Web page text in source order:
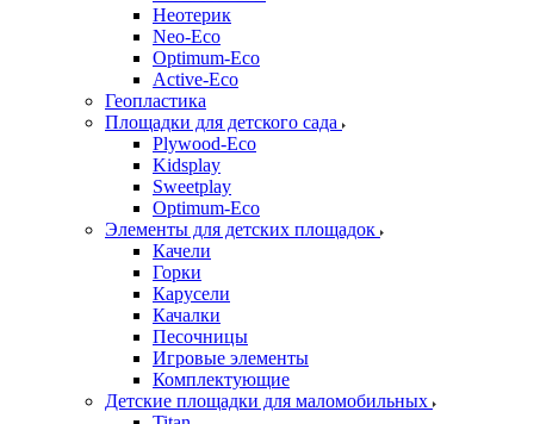
Неотерик
Neo-Eco
Оptimum-Еco
Active-Eco
Геопластика
Площадки для детского сада
Plywood-Eco
Kidsplay
Sweetplay
Оptimum-Еco
Элементы для детских площадок
Качели
Горки
Карусели
Качалки
Песочницы
Игровые элементы
Комплектующие
Детские площадки для маломобильных